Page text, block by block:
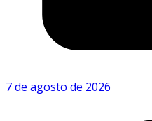
7 de agosto de 2026